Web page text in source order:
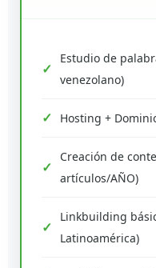
Estudio de
venezolano)
Hosting +
Creación de
artículos/AÑO)
Linkbuilding
Latinoamérica)